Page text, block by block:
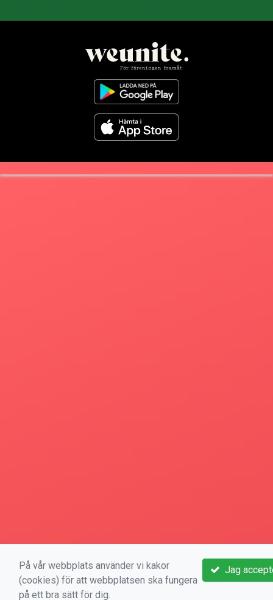
Jag
På vår webbplats använder vi kakor
(cookies) för att webbplatsen ska fungera
på ett bra sätt för dig.